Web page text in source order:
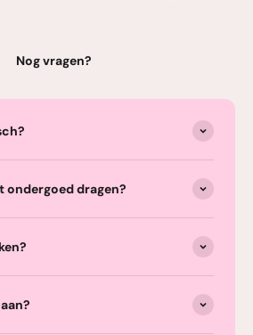
Nog vragen?
ondergoed dragen?